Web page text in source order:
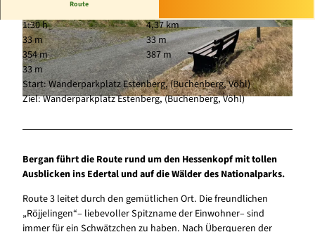
© Paula Schröder, Naturpark Kellerwald-Edersee |CC-BY-SA
© Paula Schröder, Naturpark Kellerwald-Ederse
e |CC-BY-SA
© Paula Schröder, Naturpark Kellerwald-Ederse
e |CC-BY-SA
Route
1:30 h
4,37 km
33 m
33 m
354 m
387 m
33 m
Start: Wanderparkplatz Estenberg, (Buchenberg, Vöhl)
Ziel: Wanderparkplatz Estenberg, (Buchenberg, Vöhl)
Bergan führt die Route rund um den Hessenkopf mit tollen
Ausblicken ins Edertal und auf die Wälder des Nationalparks.
Route 3 leitet durch den gemütlichen Ort. Die freundlichen
„Röjjelingen“– liebevoller Spitzname der Einwohner– sind
immer für ein Schwätzchen zu haben. Nach Überqueren der